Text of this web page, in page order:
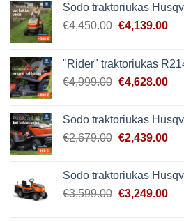
Sodo traktoriukas
€4,450.00 Original
€4,450.00.
€4,139.00
"Rider" traktoriukas
€4,999.00 Original
€4,999.00.
€4,628.00
Sodo traktoriukas
€2,679.00 Original
€2,679.00.
€2,439.00
Sodo traktoriukas
€3,599.00 Original
€3,249.00